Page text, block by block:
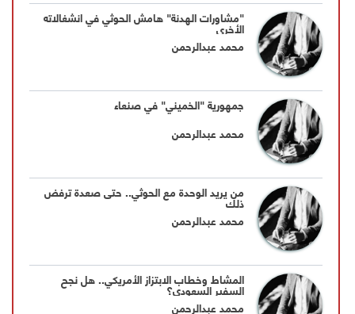
"مشاورات الهدنة" هامش الحوثي في انشغالاته
الأخرى
محمد عبدالرحمن
جمهورية "الخميني" في صنعاء
محمد عبدالرحمن
من يريد الوحدة مع الحوثي.. حتى صعدة ترفض
ذلك
محمد عبدالرحمن
المشاط وخطاب الابتزاز الأمريكي.. هل نجح
السفير السعودي؟
محمد عبدالرحمن